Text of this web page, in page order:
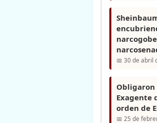
📅 30 de abril
Obligaron
Exagente
orden de
📅 25 de